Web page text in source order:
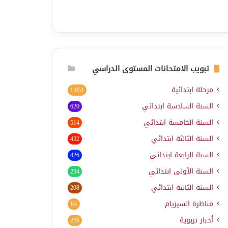
تبويب الامتحانات المستوى الدراسي
مرحلة ابتدائية 1٬951
السنة السادسة ابتدائي 620
السنة الخامسة ابتدائي 514
السنة الثالثة ابتدائي 432
السنة الرابعة ابتدائي 426
السنة الأولى ابتدائي 234
السنة الثانية ابتدائي 208
مناظرة السيزيام 84
أخبار تربوية 226